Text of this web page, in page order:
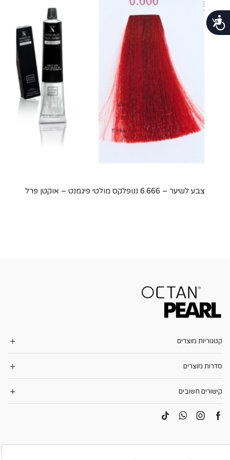
נגישות
צבע לשיער – 6.666 ננופלקס מולטי פיגמנט – אוקטן פרל
קטגוריות מוצרים
סדרות מוצרים
קישורים חשובים